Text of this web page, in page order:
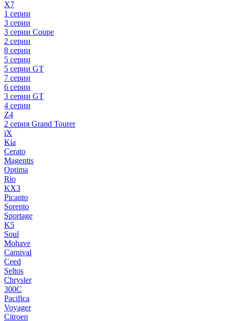
X7
1 серии
3 серии
3 серии Coupe
2 серии
8 серии
5 серии
5 серии GT
7 серии
6 серии
3 серии GT
4 серии
Z4
2 серия Grand Tourer
iX
Kia
Cerato
Magentis
Optima
Rio
KX3
Picanto
Sorento
Sportage
K5
Soul
Mohave
Carnival
Ceed
Seltos
Chrysler
300C
Pacifica
Voyager
Citroen